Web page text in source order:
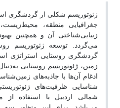
ژئوتوریسم شکلی از گردشگری
جغرافیایی منطقه،
زیبایی‌شناختی آن و همچنین
می‌گردد. توسعه ژئوتوریسم
گردشگری روستایی استراتژی
زمین، ژئوتوریسم روستایی
ادغام آن‌ها با جاذبه‌های
شناسایی ظرفیت‌های
شمالی اردبیل با استفاده از